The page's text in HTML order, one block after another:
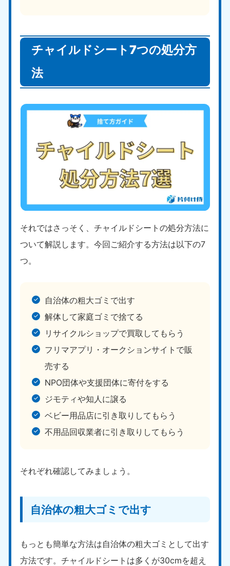
チャイルドシート7つの処分方
法
それではさっそく、チャイルドシートの処分方法に
ついて解説します。今回ご紹介する方法は以下の7
つ。
自治体の粗大ゴミで出す
解体して家庭ゴミで捨てる
リサイクルショップで買取してもらう
フリマアプリ・オークションサイトで販
売する
NPO団体や支援団体に寄付をする
ジモティや知人に譲る
ベビー用品店に引き取りしてもらう
不用品回収業者に引き取りしてもらう
それぞれ確認してみましょう。
自治体の粗大ゴミで出す
もっとも簡単な方法は自治体の粗大ゴミとして出す
方法です。チャイルドシートは多くが30cmを超え